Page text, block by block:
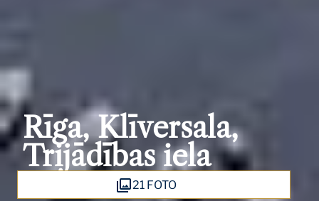
Rīga, Klīversala,
Trijādības iela
21 FOTO